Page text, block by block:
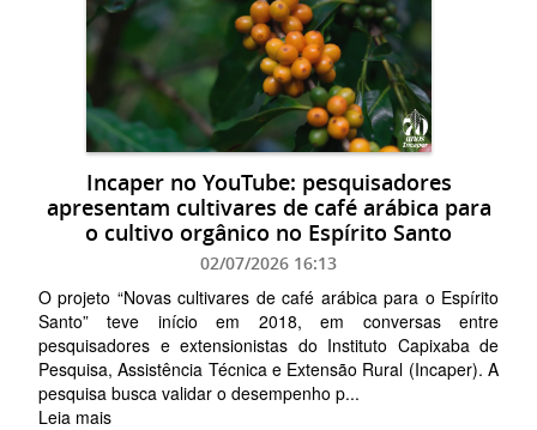
Incaper no YouTube: pesquisadores
apresentam cultivares de café arábica para
o cultivo orgânico no Espírito Santo
02/07/2026 16:13
O projeto “Novas cultivares de café arábica para o Espírito
Santo” teve início em 2018, em conversas entre
pesquisadores e extensionistas do Instituto Capixaba de
Pesquisa, Assistência Técnica e Extensão Rural (Incaper). A
pesquisa busca validar o desempenho p...
Leia mais